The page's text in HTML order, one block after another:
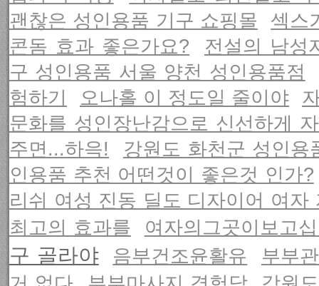
괜찮은 성인용품 기구 쇼핑몰
섹스
콘돔 효과 좋은가요?
전설의 남성
구 성인용품 서울 양천 성인용품점
험하기
오나홀 이 정도일 줄이야
문화를 성인장난감으로 신선하게
주면...하윽!
강원도 화천군 성인
인용품 추천 어떤것이 좋은것 인가?
리쉬 여성 진동 딜도 디자이어 여자
최고의 효과를
여자의그곳이보고
구 골라야 음부건조윤활유
부부